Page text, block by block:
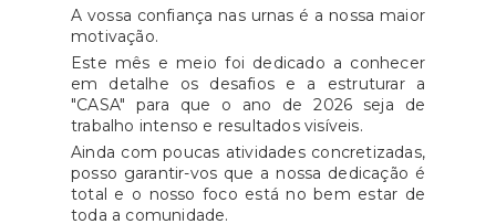
A vossa confiança nas urnas é a nossa maior
motivação.
Este mês e meio foi dedicado a conhecer
em detalhe os desafios e a estruturar a
"CASA" para que o ano de 2026 seja de
trabalho intenso e resultados visíveis.
Ainda com poucas atividades concretizadas,
posso garantir-vos que a nossa dedicação é
total e o nosso foco está no bem estar de
toda a comunidade.